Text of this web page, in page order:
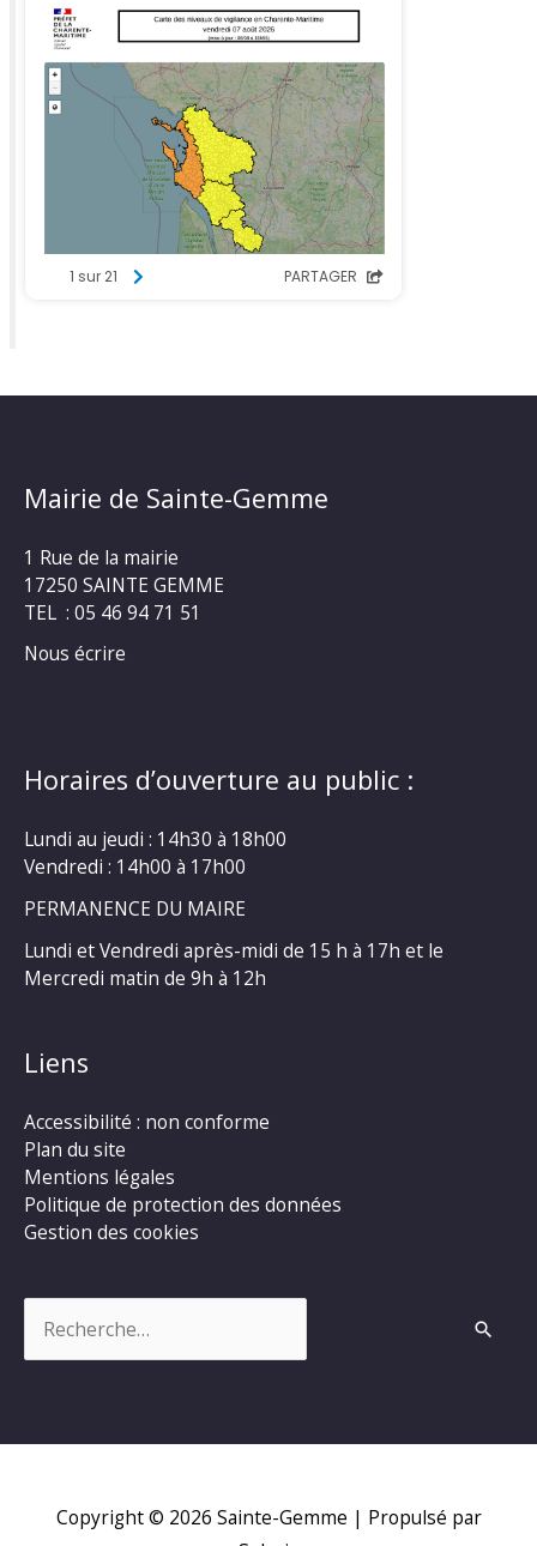
Mairie de Sainte-Gemme
1 Rue de la mairie
17250 SAINTE GEMME
TEL : 05 46 94 71 51
Nous écrire
Horaires d’ouverture au public :
Lundi au jeudi : 14h30 à 18h00
Vendredi : 14h00 à 17h00
PERMANENCE DU MAIRE
Lundi et Vendredi après-midi de 15 h à 17h et le
Mercredi matin de 9h à 12h
Liens
Accessibilité : non conforme
Plan du site
Mentions légales
Politique de protection des données
Gestion des cookies
Copyright © 2026 Sainte-Gemme | Propulsé par